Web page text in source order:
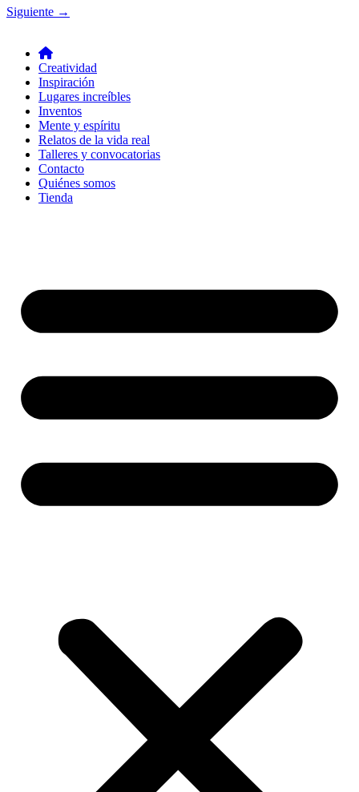
Siguiente →
Creatividad
Inspiración
Lugares increíbles
Inventos
Mente y espíritu
Relatos de la vida real
Talleres y convocatorias
Contacto
Quiénes somos
Tienda